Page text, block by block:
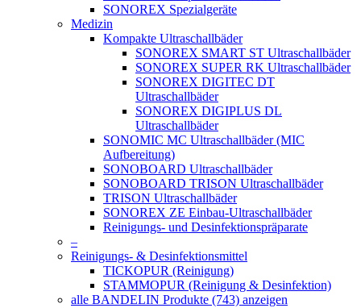
SONOREX Spezialgeräte
Medizin
Kompakte Ultraschallbäder
SONOREX SMART ST Ultraschallbäder
SONOREX SUPER RK Ultraschallbäder
SONOREX DIGITEC DT
Ultraschallbäder
SONOREX DIGIPLUS DL
Ultraschallbäder
SONOMIC MC Ultraschallbäder (MIC
Aufbereitung)
SONOBOARD Ultraschallbäder
SONOBOARD TRISON Ultraschallbäder
TRISON Ultraschallbäder
SONOREX ZE Einbau-Ultraschallbäder
Reinigungs- und Desinfektionspräparate
–
Reinigungs- & Desinfektionsmittel
TICKOPUR (Reinigung)
STAMMOPUR (Reinigung & Desinfektion)
alle BANDELIN Produkte (743) anzeigen